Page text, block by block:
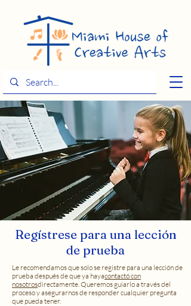
Regístrese para una lección
de prueba
Le recomendamos que solo se registre para una lección de
prueba después de que ya hayacontactó con
nosotrosdirectamente. Queremos guiarlo a través del
proceso y asegurarnos de responder cualquier pregunta
que pueda tener.